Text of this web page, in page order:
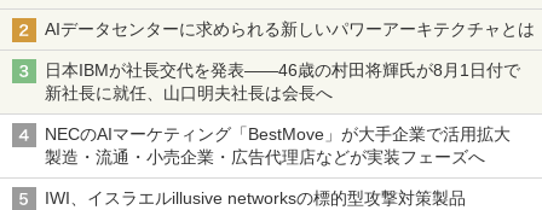
AIデータセンターに求められる新しいパワーアーキテクチャとは
日本IBMが社長交代を発表――46歳の村田将輝氏が8月1日付で
新社長に就任、山口明夫社長は会長へ
NECのAIマーケティング「BestMove」が大手企業で活用拡大
製造・流通・小売企業・広告代理店などが実装フェーズへ
IWI、イスラエルillusive networksの標的型攻撃対策製品